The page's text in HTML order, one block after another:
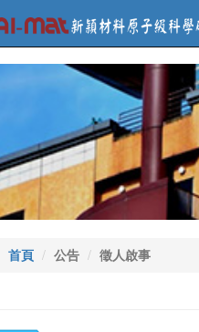
首頁 公告 徵人啟事